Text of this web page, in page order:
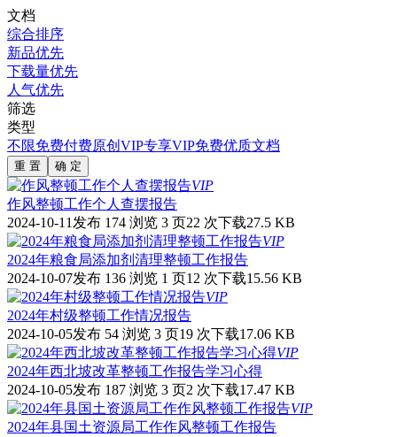
文档
综合排序
新品优先
下载量优先
人气优先
筛选
类型
不限免费付费原创 VIP专享VIP免费优质文档
重 置 确 定
VIP
作风整顿工作个人查摆报告
2024-10-11发布 174 浏览 3 页22 次下载27.5 KB
VIP
2024年粮食局添加剂清理整顿工作报告
2024-10-07发布 136 浏览 1 页12 次下载15.56 KB
VIP
2024年村级整顿工作情况报告
2024-10-05发布 54 浏览 3 页19 次下载17.06 KB
VIP
2024年西北坡改革整顿工作报告学习心得
2024-10-05发布 187 浏览 3 页2 次下载17.47 KB
VIP
2024年县国土资源局工作作风整顿工作报告